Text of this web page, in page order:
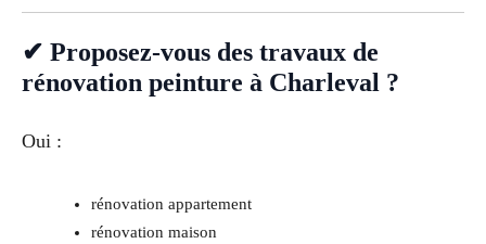
✔ Proposez-vous des travaux de
rénovation peinture à Charleval ?
Oui :
rénovation appartement
rénovation maison